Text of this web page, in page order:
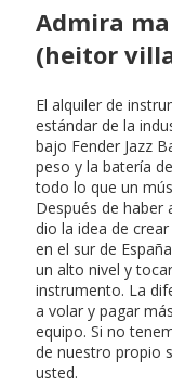
Admira
(heitor
El alquiler de
estándar de la
bajo Fender Jazz
peso y la batería
todo lo que un
Después de
dio la idea de
en el sur de
un alto nivel y
instrumento. La
a volar y pagar
equipo. Si no
de nuestro propio
usted.